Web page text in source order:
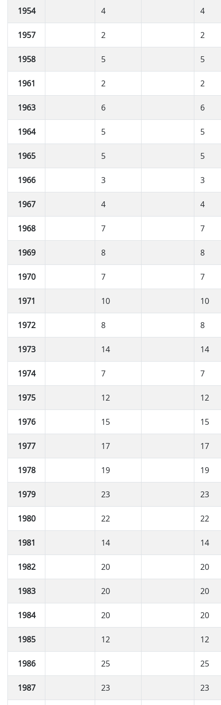
1954 4 4
1957 2 2
1958 5 5
1961 2 2
1963 6 6
1964 5 5
1965 5 5
1966 3 3
1967 4 4
1968 7 7
1969 8 8
1970 7 7
1971 10 10
1972 8 8
1973 14 14
1974 7 7
1975 12 12
1976 15 15
1977 17 17
1978 19 19
1979 23 23
1980 22 22
1981 14 14
1982 20 20
1983 20 20
1984 20 20
1985 12 12
1986 25 25
1987 23 23